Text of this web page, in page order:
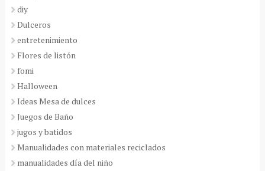
diy
Dulceros
entretenimiento
Flores de listón
fomi
Halloween
Ideas Mesa de dulces
Juegos de Baño
jugos y batidos
Manualidades con materiales reciclados
manualidades día del niño